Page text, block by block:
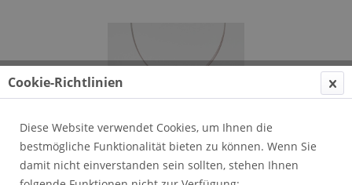
Cookie-Richtlinien
Diese Website verwendet Cookies, um Ihnen die
bestmögliche Funktionalität bieten zu können. Wenn Sie
damit nicht einverstanden sein sollten, stehen Ihnen